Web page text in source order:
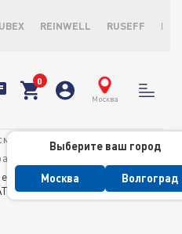
REINWELL RUSEFF
Москва
Выберите ваш город
Москва Волгоград
масла и ATF
и ГУР
трансмиссионное масло
CVT Synt (1л)